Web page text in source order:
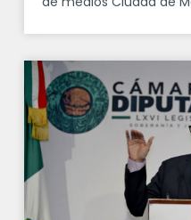
afirmó que los
a los nuevos
derechos de las